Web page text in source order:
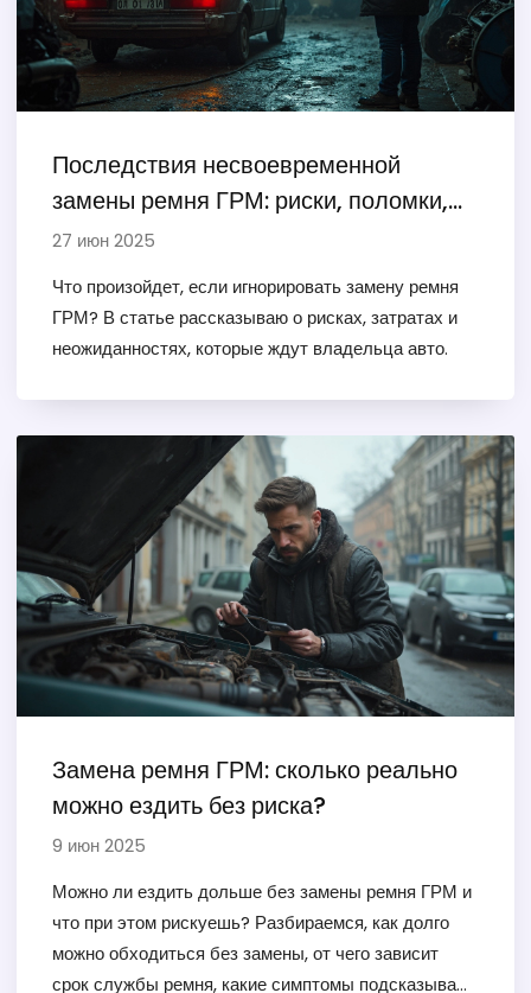
Последствия несвоевременной
замены ремня ГРМ: риски, поломки,
стоимость ремонта
27 июн 2025
Что произойдет, если игнорировать замену ремня
ГРМ? В статье рассказываю о рисках, затратах и
неожиданностях, которые ждут владельца авто.
Замена ремня ГРМ: сколько реально
можно ездить без риска?
9 июн 2025
Можно ли ездить дольше без замены ремня ГРМ и
что при этом рискуешь? Разбираемся, как долго
можно обходиться без замены, от чего зависит
срок службы ремня, какие симптомы подсказывают